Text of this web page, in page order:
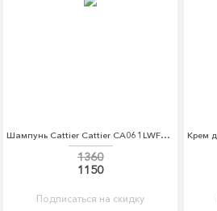
Шампунь Cattier Cattier CA061LWFLK84
1360
1150
Подписаться на скидку